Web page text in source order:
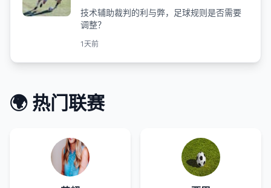
技术辅助裁判的利与弊，足球规则是否需要
调整？
1天前
🌍 热门联赛